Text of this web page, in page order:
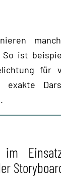
ist
für
exakte
im